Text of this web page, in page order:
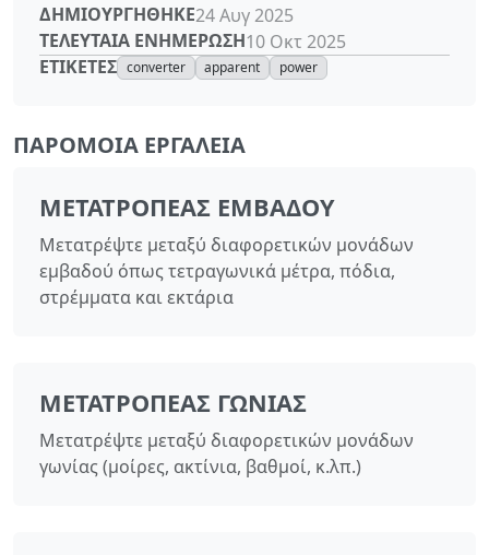
ΔΗΜΙΟΥΡΓΉΘΗΚΕ24 Αυγ 2025
ΤΕΛΕΥΤΑΊΑ ΕΝΗΜΈΡΩΣΗ10 Οκτ 2025
ΕΤΙΚΈΤΕΣ converter apparent power
ΠΑΡΌΜΟΙΑ ΕΡΓΑΛΕΊΑ
ΜΕΤΑΤΡΟΠΈΑΣ ΕΜΒΑΔΟΎ
Μετατρέψτε μεταξύ διαφορετικών μονάδων
εμβαδού όπως τετραγωνικά μέτρα, πόδια,
στρέμματα και εκτάρια
ΜΕΤΑΤΡΟΠΈΑΣ ΓΩΝΊΑΣ
Μετατρέψτε μεταξύ διαφορετικών μονάδων
γωνίας (μοίρες, ακτίνια, βαθμοί, κ.λπ.)